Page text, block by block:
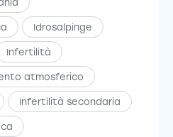
Idrosalpinge
Infertilità
atmosferico
Infertilità secondaria